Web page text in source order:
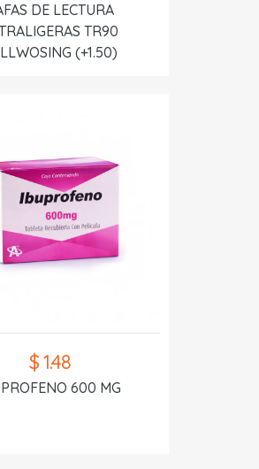
DE LECTURA
TR90
(+1.50)
$ 1.48
600 MG